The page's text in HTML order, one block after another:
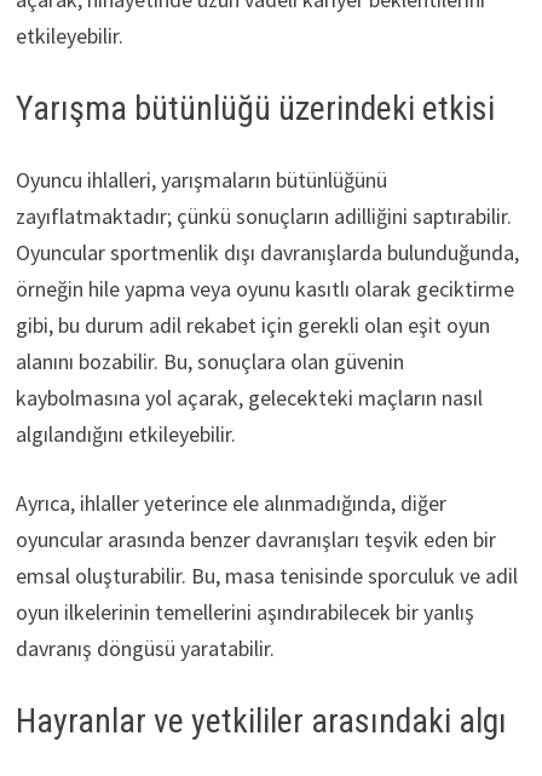
etkileyebilir.
Yarışma bütünlüğü üzerindeki etkisi
Oyuncu ihlalleri, yarışmaların bütünlüğünü
zayıflatmaktadır; çünkü sonuçların adilliğini saptırabilir.
Oyuncular sportmenlik dışı davranışlarda bulunduğunda,
örneğin hile yapma veya oyunu kasıtlı olarak geciktirme
gibi, bu durum adil rekabet için gerekli olan eşit oyun
alanını bozabilir. Bu, sonuçlara olan güvenin
kaybolmasına yol açarak, gelecekteki maçların nasıl
algılandığını etkileyebilir.
Ayrıca, ihlaller yeterince ele alınmadığında, diğer
oyuncular arasında benzer davranışları teşvik eden bir
emsal oluşturabilir. Bu, masa tenisinde sporculuk ve adil
oyun ilkelerinin temellerini aşındırabilecek bir yanlış
davranış döngüsü yaratabilir.
Hayranlar ve yetkililer arasındaki algı